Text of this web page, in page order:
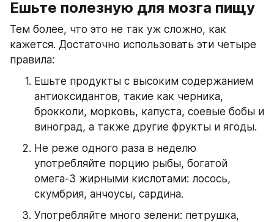
Ешьте полезную для мозга пищу
Тем более, что это не так уж сложно, как
кажется. Достаточно использовать эти четыре
правила:
Ешьте продукты с высоким содержанием
антиоксидантов, такие как черника,
брокколи, морковь, капуста, соевые бобы и
виноград, а также другие фрукты и ягоды.
Не реже одного раза в неделю
употребляйте порцию рыбы, богатой
омега-3 жирными кислотами: лосось,
скумбрия, анчоусы, сардина.
Употребляйте много зелени: петрушка,